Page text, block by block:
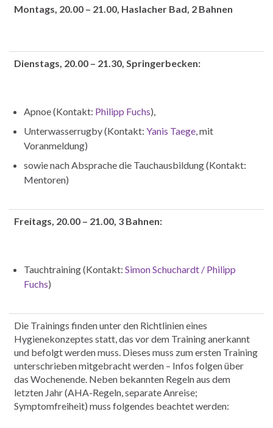
Montags, 20.00 – 21.00, Haslacher Bad, 2 Bahnen
Dienstags, 20.00 – 21.30, Springerbecken:
Apnoe (Kontakt: Philipp Fuchs),
Unterwasserrugby (Kontakt: Yanis Taege, mit
Voranmeldung)
sowie nach Absprache die Tauchausbildung (Kontakt:
Mentoren)
Freitags, 20.00 – 21.00, 3 Bahnen:
Tauchtraining (Kontakt: Simon Schuchardt / Philipp
Fuchs)
Die Trainings finden unter den Richtlinien eines
Hygienekonzeptes statt, das vor dem Training anerkannt
und befolgt werden muss. Dieses muss zum ersten Training
unterschrieben mitgebracht werden – Infos folgen über
das Wochenende. Neben bekannten Regeln aus dem
letzten Jahr (AHA-Regeln, separate Anreise;
Symptomfreiheit) muss folgendes beachtet werden: